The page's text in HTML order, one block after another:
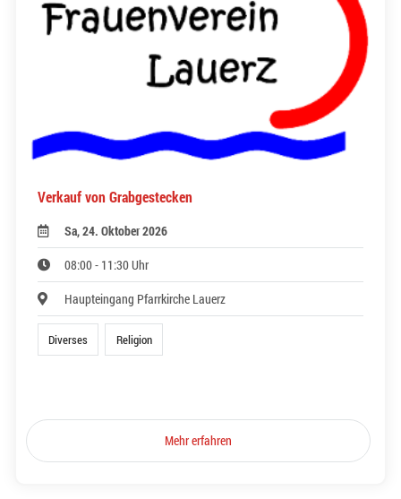
Verkauf von Grabgestecken
Sa, 24. Oktober 2026
08:00 - 11:30 Uhr
Haupteingang Pfarrkirche Lauerz
Diverses Religion
Mehr erfahren